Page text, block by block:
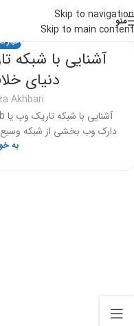
Skip to navigation
Skip to main content
منو
اخبار
دنیای
Akhbari
دارک وب بخشی از شبکه وسیع
به